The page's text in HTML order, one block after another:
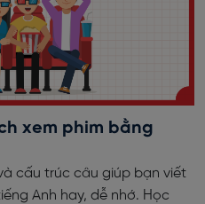
xem phim bằng
cấu trúc câu giúp bạn viết
Anh hay, dễ nhớ. Học